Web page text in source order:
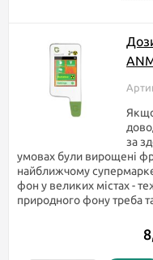
за
умовах були вирощені
найближчому
фон у великих містах -
природного фону треба